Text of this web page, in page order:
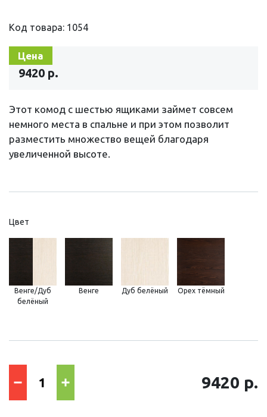
Код товара: 1054
Цена
9420 р.
Этот комод с шестью ящиками займет совсем
немного места в спальне и при этом позволит
разместить множество вещей благодаря
увеличенной высоте.
Цвет
Венге/Дуб
белёный
Венге Дуб белёный Орех тёмный
9420 р.